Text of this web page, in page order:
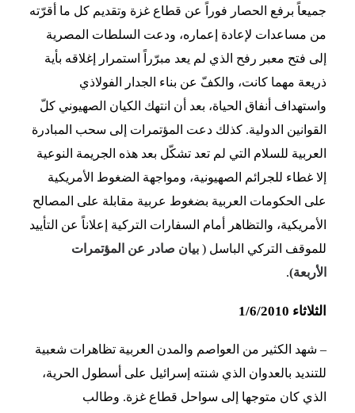
جميعاً برفع الحصار فوراً عن قطاع غزة وتقديم كل ما أقرّته
من مساعدات لإعادة إعماره، ودعت السلطات المصرية
إلى فتح معبر رفح الذي لم يعد مبرّراً استمرار إغلاقه بأية
ذريعة مهما كانت، والكفّ عن بناء الجدار الفولاذي
واستهداف أنفاق الحياة، بعد أن انتهك الكيان الصهيوني كلّ
القوانين الدولية. كذلك دعت المؤتمرات إلى سحب المبادرة
العربية للسلام التي لم تعد تشكّل بعد هذه الجريمة النوعية
إلا غطاء للجرائم الصهيونية، ومواجهة الضغوط الأمريكية
على الحكومات العربية بضغوط عربية مقابلة على المصالح
الأمريكية، والتظاهر أمام السفارات التركية إعلاناً عن التأييد
للموقف التركي الباسل ( بيان صادر عن المؤتمرات
الأربعة).
الثلاثاء 1/6/2010
– شهد الكثير من العواصم والمدن العربية تظاهرات شعبية
للتنديد بالعدوان الذي شنته إسرائيل على أسطول الحرية،
الذي كان متوجها إلى سواحل قطاع غزة. وطالب